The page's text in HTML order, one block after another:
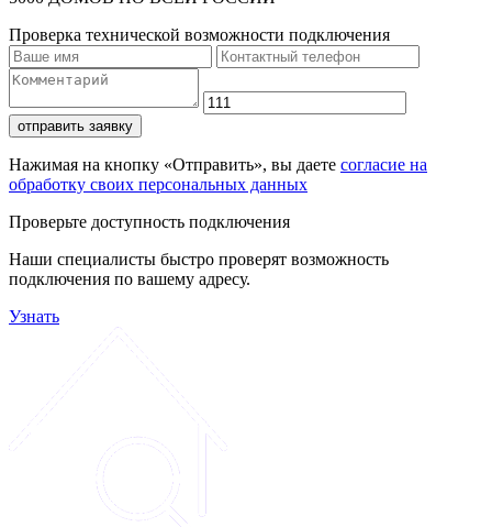
Проверка технической возможности подключения
отправить заявку
Нажимая на кнопку «Отправить», вы даете согласие на
обработку своих персональных данных
Проверьте доступность подключения
Наши специалисты быстро проверят возможность
подключения по вашему адресу.
Узнать